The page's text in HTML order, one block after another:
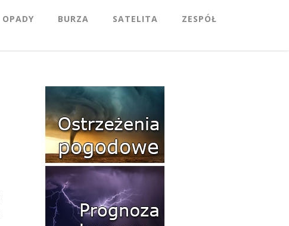
OPADY BURZA SATELITA ZESPÓŁ